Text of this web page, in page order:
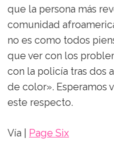
que la persona más
comunidad
no es como todos
que ver con los
con la policía tras dos
de color». Esperamos
este respecto.
Vía | Page Six